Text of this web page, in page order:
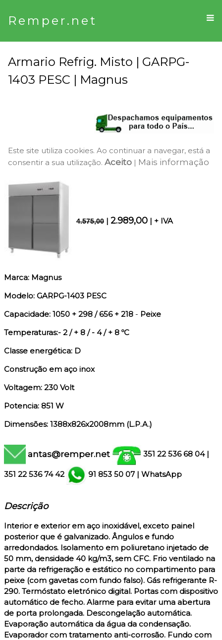
Remper.net
Armario Refrig. Misto | GARPG-
1403 PESC | Magnus
Este site utiliza cookies. Ao continuar a navegar, está a
consentir a sua utilização. Aceito | Mais informação
4.575,00 | 2.989,00 | + IVA
Marca: Magnus
Modelo: GARPG-1403 PESC
Capacidade: 1050 + 298 / 656 + 218 - Peixe
Temperaturas:- 2 / + 8 / - 4 / + 8 ºC
Classe energética: D
Construção em aço inox
Voltagem: 230 Volt
Potencia: 851 W
Dimensões: 1388x826x2008mm (L.P.A.)
antas@remper.net 351 22 536 68 04 |
351 22 536 74 42 91 853 50 07 | WhatsApp
Descrição
Interior e exterior em aço inoxidável, exceto painel
posterior que é galvanizado. Ângulos e fundo
arredondados. Isolamento em poliuretano injetado de
50 mm, densidade 40 kg/m3, sem CFC. Frio ventilado na
parte da refrigeração e estático no compartimento para
peixe (com gavetas com fundo falso). Gás refrigerante R-
290. Termóstato eletrónico digital. Portas com dispositivo
automático de fecho. Alarme para evitar uma abertura
de porta prolongada. Descongelação automática.
Evaporação automática da água da condensação.
Evaporador com tratamento anti-corrosão. Fundo com